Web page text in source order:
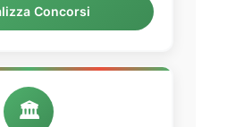
Concorsi
🏛️